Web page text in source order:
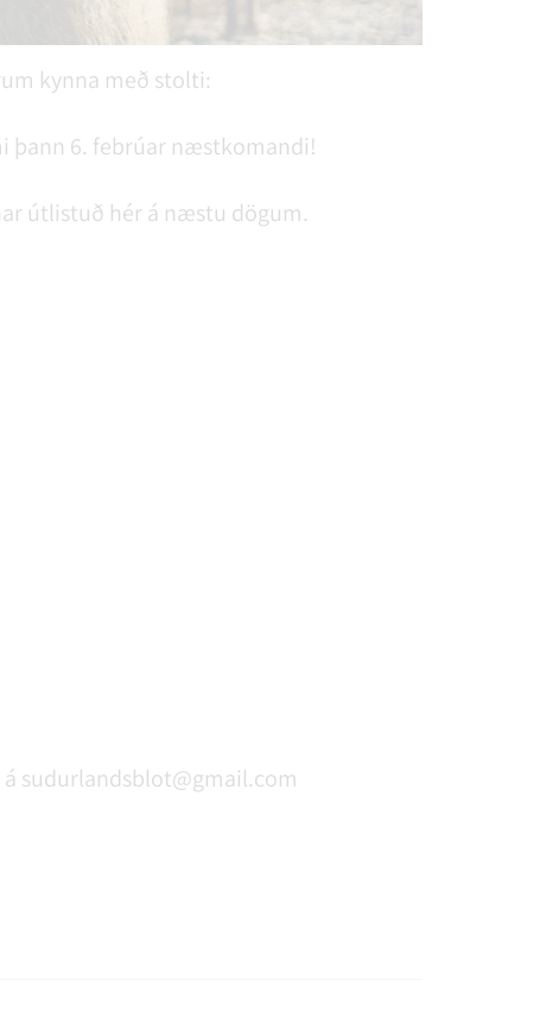
kynna með stolti:
þann 6. febrúar næstkomandi!
útlistuð hér á næstu dögum.
sudurlandsblot@gmail.com